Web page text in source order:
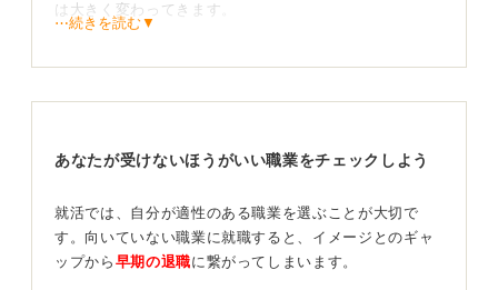
は大きく変わってきます。
場合、年収500万～600万円程度は十分に見込めます。
フォームなどを通じて可能性は無限に広がっています。
ます。
絵を描きたいという情熱だけでなく「どういったかかわ
り方をするか」を考えることが大切です。
⋯続きを読む▼
あなたが受けないほうがいい職業をチェックしよう
就活では、自分が適性のある職業を選ぶことが大切で
す。向いていない職業に就職すると、イメージとのギャ
ップから 早期の退職に繋がってしまいます。